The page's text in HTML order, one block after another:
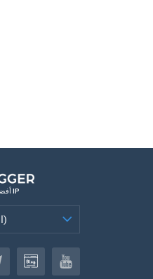
أفضل مسجل IP
(اللغة العربية)
(اللغة العربية)